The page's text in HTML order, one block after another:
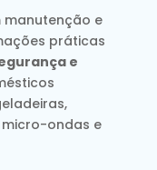
manutenção e
práticas
e
ondas e